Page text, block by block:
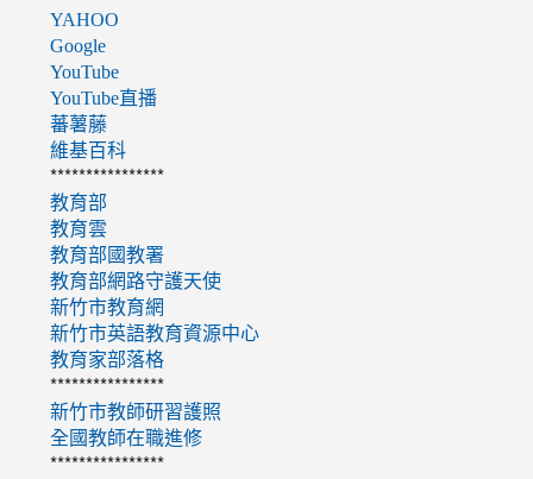
YAHOO
Google
YouTube
YouTube直播
蕃薯藤
維基百科
****************
教育部
教育雲
教育部國教署
教育部網路守護天使
新竹市教育網
新竹市英語教育資源中心
教育家部落格
****************
新竹市教師研習護照
全國教師在職進修
****************